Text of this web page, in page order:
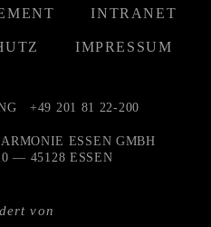
INTRANET
IMPRESSUM
von
+49 201 81 22-200
ESSEN GMBH
— 45128 ESSEN